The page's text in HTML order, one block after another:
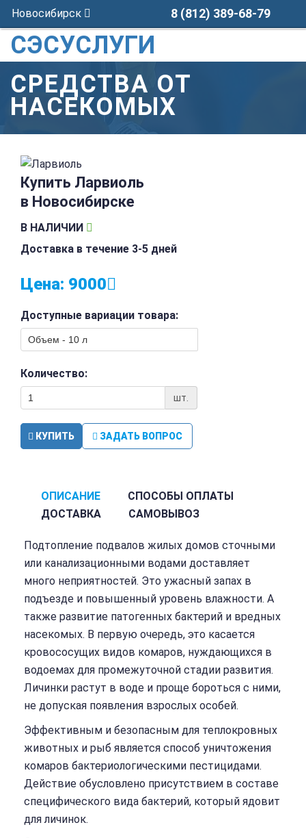
Новосибирск 8 (812) 389-68-79
СЭСУСЛУГИ
СРЕДСТВА ОТ
НАСЕКОМЫХ
Купить Ларвиоль
в Новосибирске
В НАЛИЧИИ
Доставка в течение 3-5 дней
Цена: 9000
Доступные вариации товара:
Количество:
шт.
КУПИТЬ ЗАДАТЬ ВОПРОС
ОПИСАНИЕ
СПОСОБЫ ОПЛАТЫ
ДОСТАВКА
САМОВЫВОЗ
Подтопление подвалов жилых домов сточными
или канализационными водами доставляет
много неприятностей. Это ужасный запах в
подъезде и повышенный уровень влажности. А
также развитие патогенных бактерий и вредных
насекомых. В первую очередь, это касается
кровососущих видов комаров, нуждающихся в
водоемах для промежуточной стадии развития.
Личинки растут в воде и проще бороться с ними,
не допуская появления взрослых особей.
Эффективным и безопасным для теплокровных
животных и рыб является способ уничтожения
комаров бактериологическими пестицидами.
Действие обусловлено присутствием в составе
специфического вида бактерий, который ядовит
для личинок.